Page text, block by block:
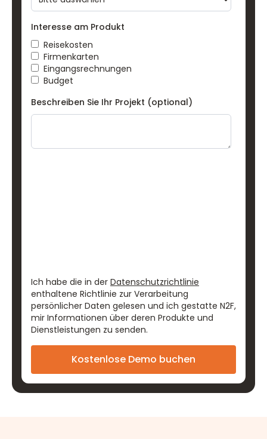
Interesse am Produkt
Reisekosten
Firmenkarten
Eingangsrechnungen
Budget
Beschreiben Sie Ihr Projekt (optional)
Ich habe die in der Datenschutzrichtlinie
enthaltene Richtlinie zur Verarbeitung
persönlicher Daten gelesen und ich gestatte N2F,
mir Informationen über deren Produkte und
Dienstleistungen zu senden.